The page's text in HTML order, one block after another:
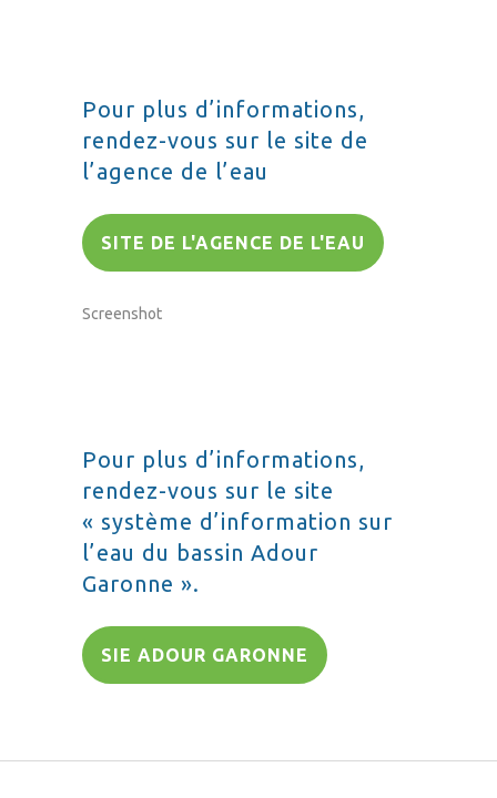
Pour plus d’informations,
rendez-vous sur le site de
l’agence de l’eau
SITE DE L'AGENCE DE L'EAU
Screenshot
Pour plus d’informations,
rendez-vous sur le site
« système d’information sur
l’eau du bassin Adour
Garonne ».
SIE ADOUR GARONNE